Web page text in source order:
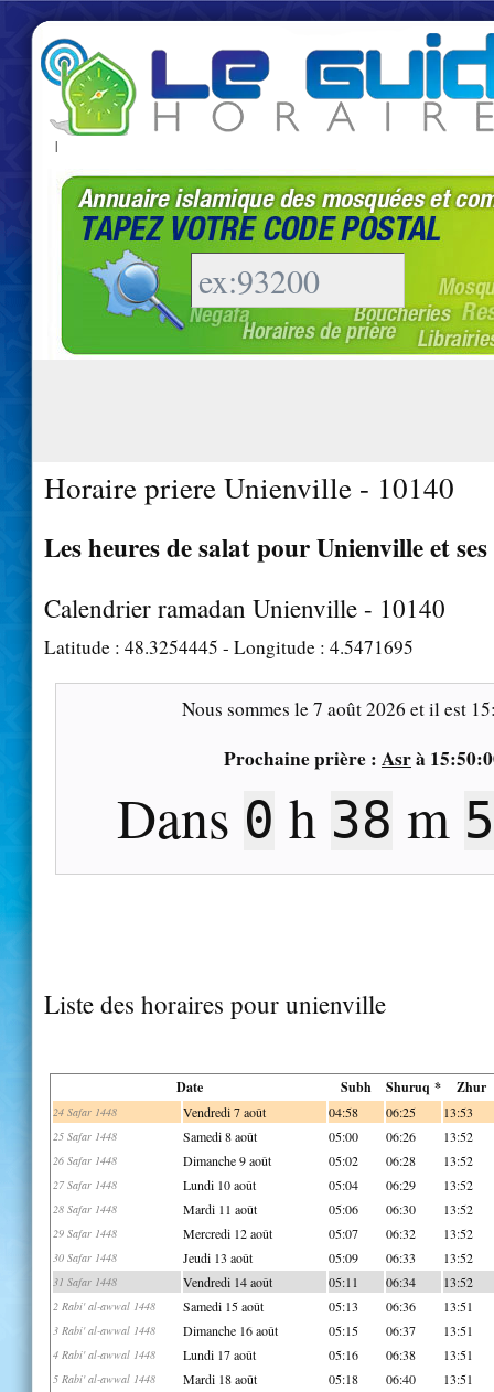
|
Horaire priere Unienville - 10140
Les heures de salat pour Unienville et
Calendrier ramadan Unienville - 10140
Latitude : 48.3254445 - Longitude : 4.5471695
Nous sommes le7 août 2026 et il est
Prochaine prière : Asrà
Dans 0 h 38 m
Liste des horaires pour unienville
Date Subh Shuruq * Zhur
24 Safar 1448 Vendredi 7 août 04:58 06:25 13:53
25 Safar 1448 Samedi 8 août 05:00 06:26 13:52
26 Safar 1448 Dimanche 9 août 05:02 06:28 13:52
27 Safar 1448 Lundi 10 août 05:04 06:29 13:52
28 Safar 1448 Mardi 11 août 05:06 06:30 13:52
29 Safar 1448 Mercredi 12 août 05:07 06:32 13:52
30 Safar 1448 Jeudi 13 août 05:09 06:33 13:52
31 Safar 1448 Vendredi 14 août 05:11 06:34 13:52
2 Rabi' al-awwal 1448 Samedi 15 août 05:13 06:36 13:51
3 Rabi' al-awwal 1448 Dimanche 16 août 05:15 06:37 13:51
4 Rabi' al-awwal 1448 Lundi 17 août 05:16 06:38 13:51
5 Rabi' al-awwal 1448 Mardi 18 août 05:18 06:40 13:51